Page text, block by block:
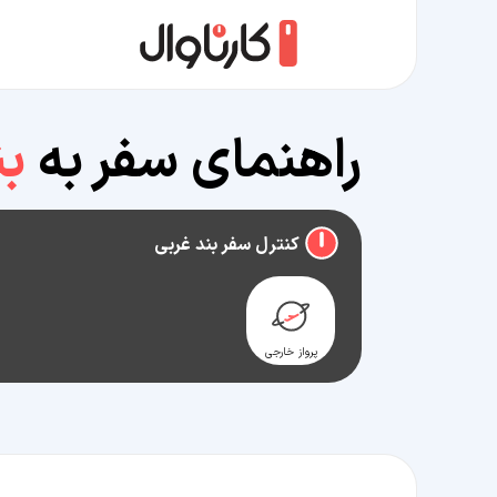
راهنمای سفر به
کنترل سفر بند غربی
پرواز خارجی